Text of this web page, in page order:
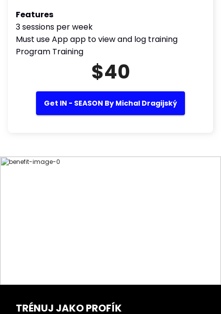
Features
3 sessions per week
Must use App app to view and log training
Program Training
$40
Get IN - SEASON By Michal Dragijský
TRÉNUJ JAKO PROFÍK